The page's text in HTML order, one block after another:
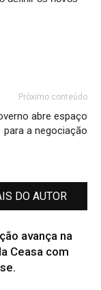
Próximo conteúdo
abre espaço
para a negociação
DO AUTOR
avança na
Ceasa com